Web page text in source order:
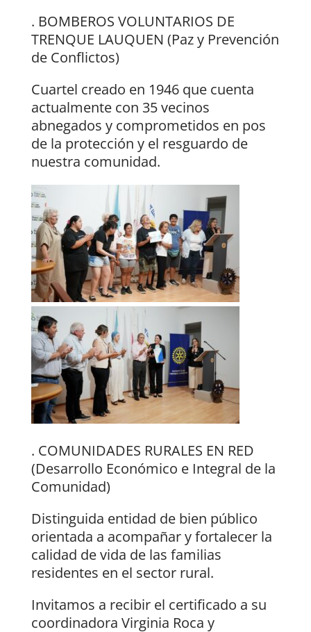
. BOMBEROS VOLUNTARIOS DE
TRENQUE LAUQUEN (Paz y Prevención
de Conflictos)
Cuartel creado en 1946 que cuenta
actualmente con 35 vecinos
abnegados y comprometidos en pos
de la protección y el resguardo de
nuestra comunidad.
. COMUNIDADES RURALES EN RED
(Desarrollo Económico e Integral de la
Comunidad)
Distinguida entidad de bien público
orientada a acompañar y fortalecer la
calidad de vida de las familias
residentes en el sector rural.
Invitamos a recibir el certificado a su
coordinadora Virginia Roca y